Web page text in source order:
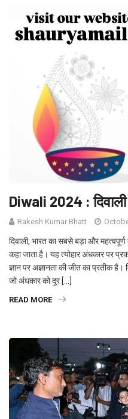
Diwali 2024 :
Rakesh Kumar Bhatt
दिवाली, भारत का सबसे बड़ा और महत्वपूर्ण
कहा जाता है। यह त्योहार अंधकार पर
ज्ञान पर अज्ञानता की जीत का प्रतीक है।
जो अंधकार को दूर […]
READ MORE